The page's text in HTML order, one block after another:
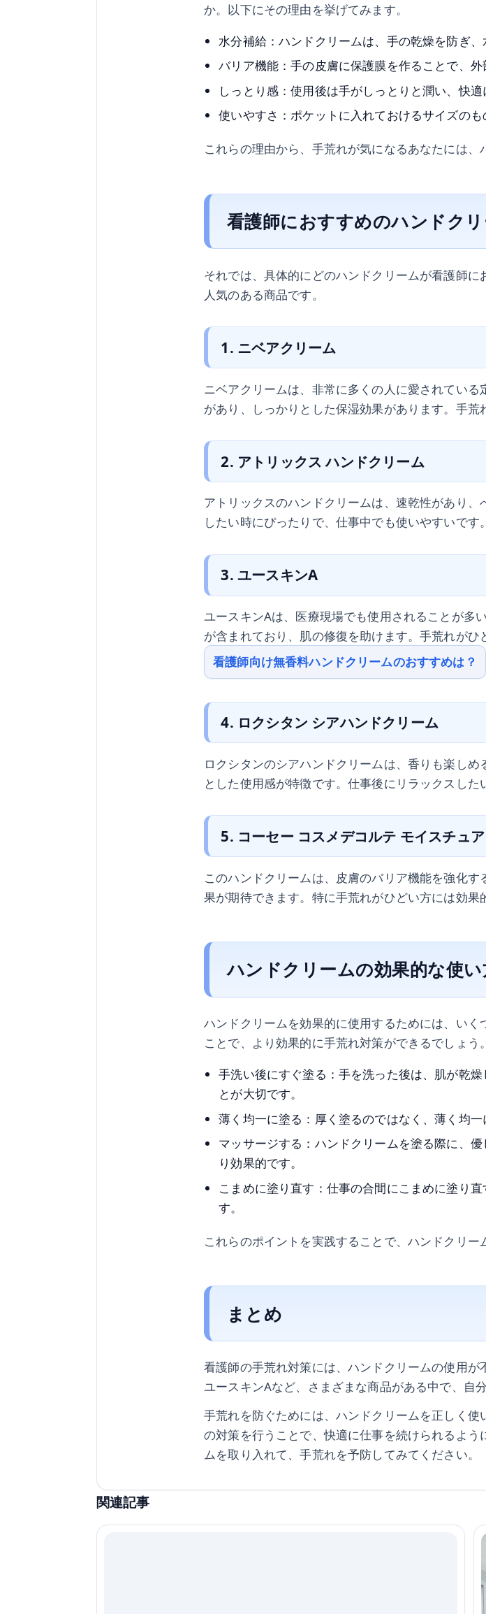
か。以下にその理由を挙げてみます。
水分補給：ハンドクリームは、手の乾燥を防ぎ、
バリア機能：手の皮膚に保護膜を作ることで、外
しっとり感：使用後は手がしっとりと潤い、快適
使いやすさ：ポケットに入れておけるサイズのも
これらの理由から、手荒れが気になるあなたには、
看護師におすすめのハンドク
それでは、具体的にどのハンドクリームが看護師
人気のある商品です。
1. ニベアクリーム
ニベアクリームは、非常に多くの人に愛されてい
があり、しっかりとした保湿効果があります。手荒
2. アトリックス ハンドクリーム
アトリックスのハンドクリームは、速乾性があり
したい時にぴったりで、仕事中でも使いやすいです。
3. ユースキンA
ユースキンAは、医療現場でも使用されることが多
が含まれており、肌の修復を助けます。手荒れがひ
看護師向け無香料ハンドクリームのおすすめは？
4. ロクシタン シアハンドクリーム
ロクシタンのシアハンドクリームは、香りも楽し
とした使用感が特徴です。仕事後にリラックスした
5. コーセー コスメデコルテ モイスチュ
このハンドクリームは、皮膚のバリア機能を強化
果が期待できます。特に手荒れがひどい方には効果
ハンドクリームの効果的な使
ハンドクリームを効果的に使用するためには、い
ことで、より効果的に手荒れ対策ができるでしょう。
手洗い後にすぐ塗る：手を洗った後は、肌が乾
とが大切です。
薄く均一に塗る：厚く塗るのではなく、薄く均一
マッサージする：ハンドクリームを塗る際に、
り効果的です。
こまめに塗り直す：仕事の合間にこまめに塗り
す。
これらのポイントを実践することで、ハンドクリー
まとめ
看護師の手荒れ対策には、ハンドクリームの使用が
ユースキンAなど、さまざまな商品がある中で、自
手荒れを防ぐためには、ハンドクリームを正しく
の対策を行うことで、快適に仕事を続けられるよ
ムを取り入れて、手荒れを予防してみてください。
関連記事